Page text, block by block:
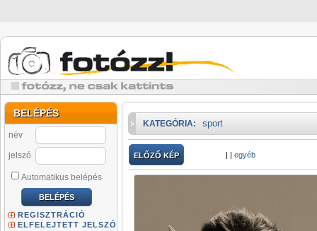
BELÉPÉS
név
jelszó
Automatikus belépés
REGISZTRÁCIÓ
ELFELEJTETT JELSZÓ
KATEGÓRIA: sport
ELŐZŐ KÉP | | egyéb